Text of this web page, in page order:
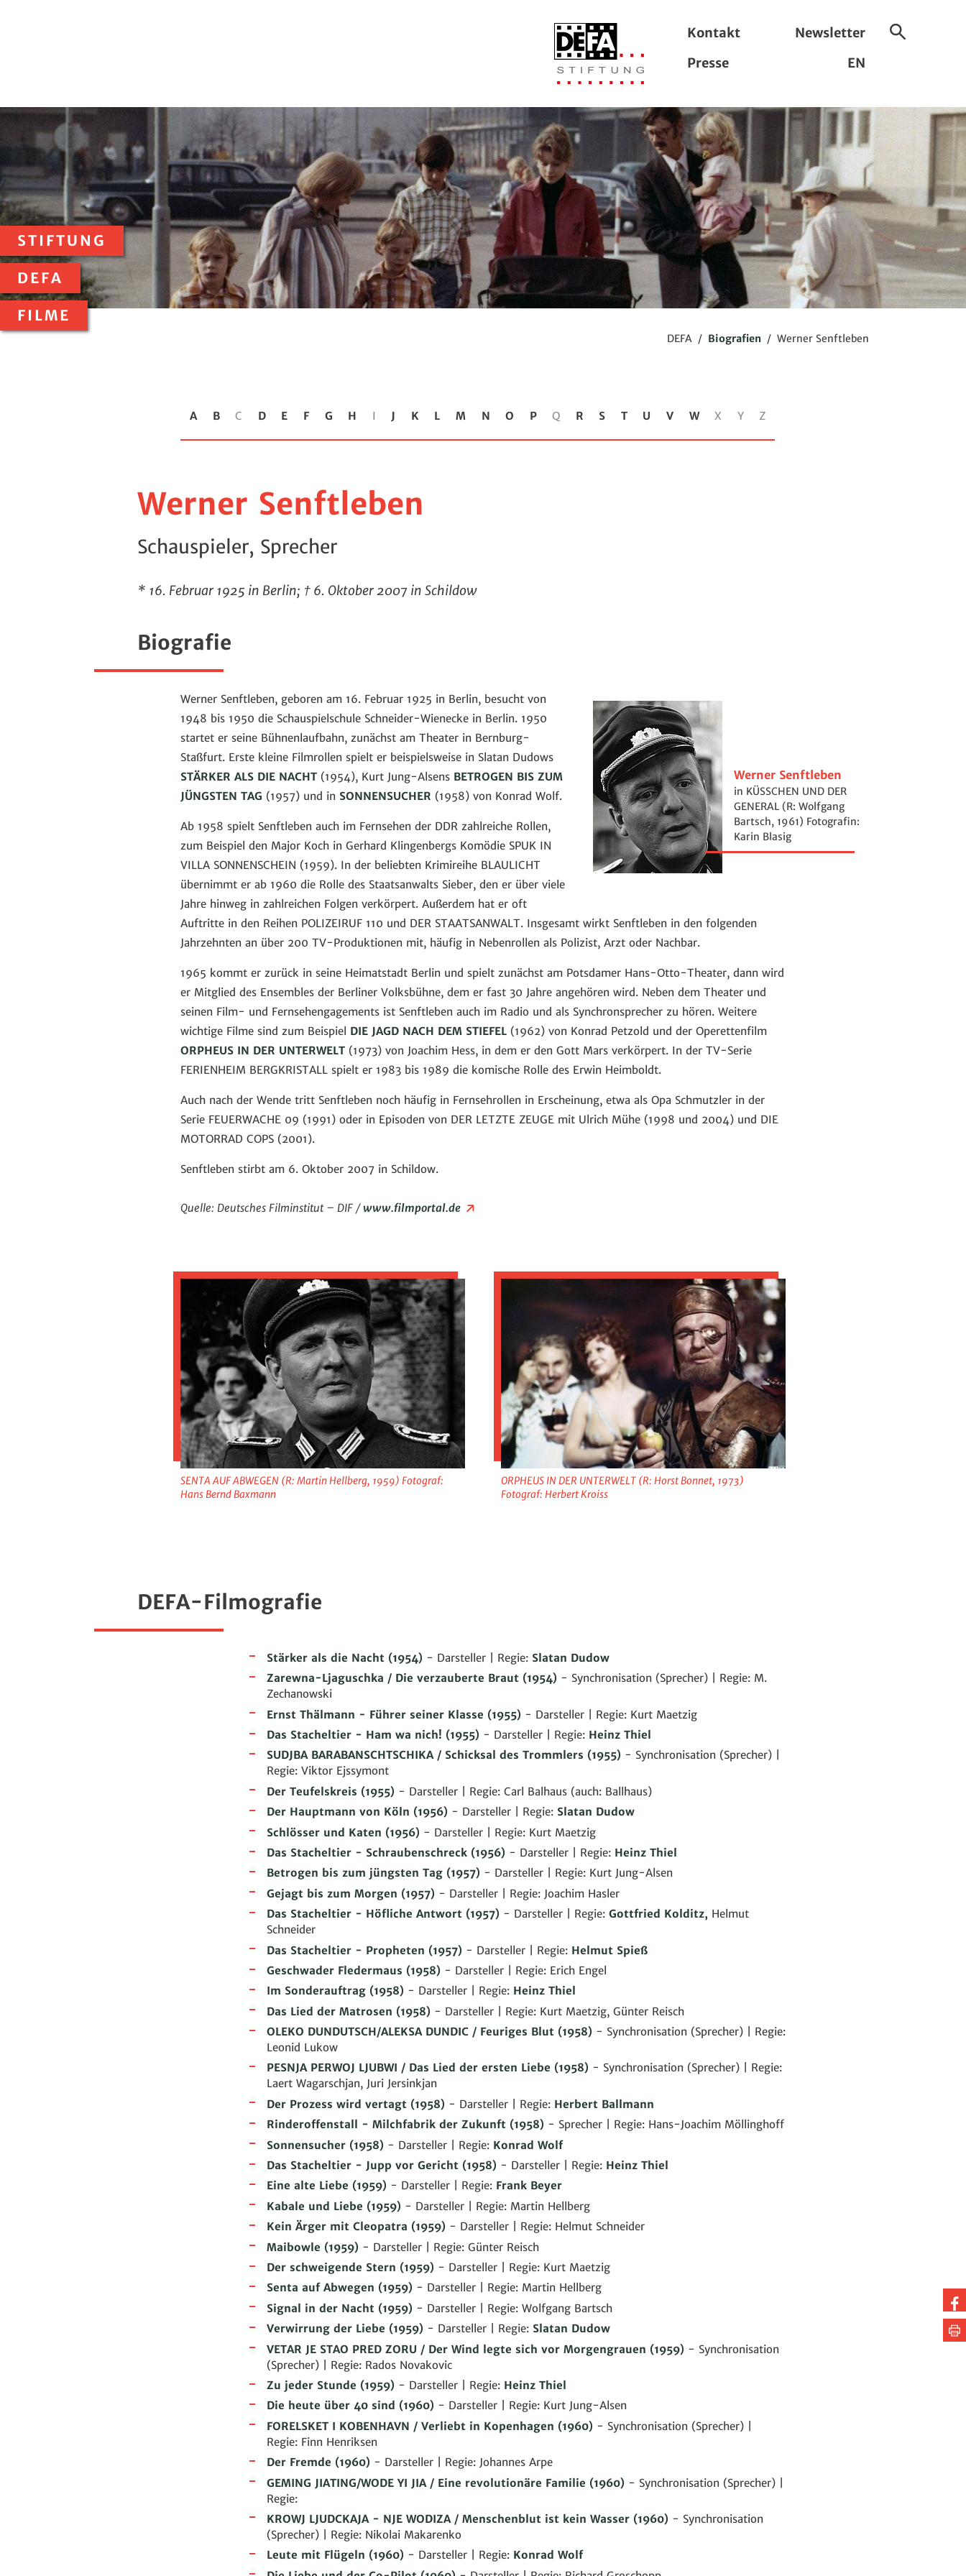
STIFTUNG
DEFA
FILME
Kontakt
Newsletter
Presse
EN
DEFA / Biografien / Werner Senftleben
A B C D E F G H I J K L M N O P Q R S T U V W X Y Z
Werner Senftleben
Schauspieler, Sprecher
* 16. Februar 1925 in Berlin; † 6. Oktober 2007 in Schildow
Biografie
Werner Senftleben
in KÜSSCHEN UND DER
GENERAL (R: Wolfgang
Bartsch, 1961) Fotografin:
Karin Blasig
Werner Senftleben, geboren am 16. Februar 1925 in Berlin, besucht von
1948 bis 1950 die Schauspielschule Schneider-Wienecke in Berlin. 1950
startet er seine Bühnenlaufbahn, zunächst am Theater in Bernburg-
Staßfurt. Erste kleine Filmrollen spielt er beispielsweise in Slatan Dudows
STÄRKER ALS DIE NACHT (1954), Kurt Jung-Alsens BETROGEN BIS ZUM
JÜNGSTEN TAG (1957) und in SONNENSUCHER (1958) von Konrad Wolf.
Ab 1958 spielt Senftleben auch im Fernsehen der DDR zahlreiche Rollen,
zum Beispiel den Major Koch in Gerhard Klingenbergs Komödie SPUK IN
VILLA SONNENSCHEIN (1959). In der beliebten Krimireihe BLAULICHT
übernimmt er ab 1960 die Rolle des Staatsanwalts Sieber, den er über viele
Jahre hinweg in zahlreichen Folgen verkörpert. Außerdem hat er oft
Auftritte in den Reihen POLIZEIRUF 110 und DER STAATSANWALT. Insgesamt wirkt Senftleben in den folgenden
Jahrzehnten an über 200 TV-Produktionen mit, häufig in Nebenrollen als Polizist, Arzt oder Nachbar.
1965 kommt er zurück in seine Heimatstadt Berlin und spielt zunächst am Potsdamer Hans-Otto-Theater, dann wird
er Mitglied des Ensembles der Berliner Volksbühne, dem er fast 30 Jahre angehören wird. Neben dem Theater und
seinen Film- und Fernsehengagements ist Senftleben auch im Radio und als Synchronsprecher zu hören. Weitere
wichtige Filme sind zum Beispiel DIE JAGD NACH DEM STIEFEL (1962) von Konrad Petzold und der Operettenfilm
ORPHEUS IN DER UNTERWELT (1973) von Joachim Hess, in dem er den Gott Mars verkörpert. In der TV-Serie
FERIENHEIM BERGKRISTALL spielt er 1983 bis 1989 die komische Rolle des Erwin Heimboldt.
Auch nach der Wende tritt Senftleben noch häufig in Fernsehrollen in Erscheinung, etwa als Opa Schmutzler in der
Serie FEUERWACHE 09 (1991) oder in Episoden von DER LETZTE ZEUGE mit Ulrich Mühe (1998 und 2004) und DIE
MOTORRAD COPS (2001).
Senftleben stirbt am 6. Oktober 2007 in Schildow.
Quelle: Deutsches Filminstitut – DIF /www.filmportal.de
SENTA AUF ABWEGEN (R: Martin Hellberg, 1959) Fotograf:
Hans Bernd Baxmann
ORPHEUS IN DER UNTERWELT (R: Horst Bonnet, 1973)
Fotograf: Herbert Kroiss
DEFA-Filmografie
Stärker als die Nacht (1954) - Darsteller | Regie: Slatan Dudow
Zarewna-Ljaguschka / Die verzauberte Braut (1954) - Synchronisation (Sprecher) | Regie: M.
Zechanowski
Ernst Thälmann - Führer seiner Klasse (1955) - Darsteller | Regie: Kurt Maetzig
Das Stacheltier - Ham wa nich! (1955) - Darsteller | Regie: Heinz Thiel
SUDJBA BARABANSCHTSCHIKA / Schicksal des Trommlers (1955) - Synchronisation (Sprecher) |
Regie: Viktor Ejssymont
Der Teufelskreis (1955) - Darsteller | Regie: Carl Balhaus (auch: Ballhaus)
Der Hauptmann von Köln (1956) - Darsteller | Regie: Slatan Dudow
Schlösser und Katen (1956) - Darsteller | Regie: Kurt Maetzig
Das Stacheltier - Schraubenschreck (1956) - Darsteller | Regie: Heinz Thiel
Betrogen bis zum jüngsten Tag (1957) - Darsteller | Regie: Kurt Jung-Alsen
Gejagt bis zum Morgen (1957) - Darsteller | Regie: Joachim Hasler
Das Stacheltier - Höfliche Antwort (1957) - Darsteller | Regie: Gottfried Kolditz, Helmut
Schneider
Das Stacheltier - Propheten (1957) - Darsteller | Regie: Helmut Spieß
Geschwader Fledermaus (1958) - Darsteller | Regie: Erich Engel
Im Sonderauftrag (1958) - Darsteller | Regie: Heinz Thiel
Das Lied der Matrosen (1958) - Darsteller | Regie: Kurt Maetzig, Günter Reisch
OLEKO DUNDUTSCH/ALEKSA DUNDIC / Feuriges Blut (1958) - Synchronisation (Sprecher) | Regie:
Leonid Lukow
PESNJA PERWOJ LJUBWI / Das Lied der ersten Liebe (1958) - Synchronisation (Sprecher) | Regie:
Laert Wagarschjan, Juri Jersinkjan
Der Prozess wird vertagt (1958) - Darsteller | Regie: Herbert Ballmann
Rinderoffenstall - Milchfabrik der Zukunft (1958) - Sprecher | Regie: Hans-Joachim Möllinghoff
Sonnensucher (1958) - Darsteller | Regie: Konrad Wolf
Das Stacheltier - Jupp vor Gericht (1958) - Darsteller | Regie: Heinz Thiel
Eine alte Liebe (1959) - Darsteller | Regie: Frank Beyer
Kabale und Liebe (1959) - Darsteller | Regie: Martin Hellberg
Kein Ärger mit Cleopatra (1959) - Darsteller | Regie: Helmut Schneider
Maibowle (1959) - Darsteller | Regie: Günter Reisch
Der schweigende Stern (1959) - Darsteller | Regie: Kurt Maetzig
Senta auf Abwegen (1959) - Darsteller | Regie: Martin Hellberg
Signal in der Nacht (1959) - Darsteller | Regie: Wolfgang Bartsch
Verwirrung der Liebe (1959) - Darsteller | Regie: Slatan Dudow
VETAR JE STAO PRED ZORU / Der Wind legte sich vor Morgengrauen (1959) - Synchronisation
(Sprecher) | Regie: Rados Novakovic
Zu jeder Stunde (1959) - Darsteller | Regie: Heinz Thiel
Die heute über 40 sind (1960) - Darsteller | Regie: Kurt Jung-Alsen
FORELSKET I KOBENHAVN / Verliebt in Kopenhagen (1960) - Synchronisation (Sprecher) |
Regie: Finn Henriksen
Der Fremde (1960) - Darsteller | Regie: Johannes Arpe
GEMING JIATING/WODE YI JIA / Eine revolutionäre Familie (1960) - Synchronisation (Sprecher) |
Regie:
KROWJ LJUDCKAJA - NJE WODIZA / Menschenblut ist kein Wasser (1960) - Synchronisation
(Sprecher) | Regie: Nikolai Makarenko
Leute mit Flügeln (1960) - Darsteller | Regie: Konrad Wolf